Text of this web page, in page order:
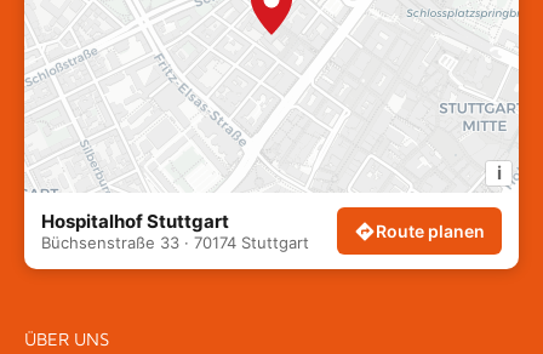
i
Hospitalhof Stuttgart
Büchsenstraße 33 · 70174 Stuttgart
Route planen
ÜBER UNS